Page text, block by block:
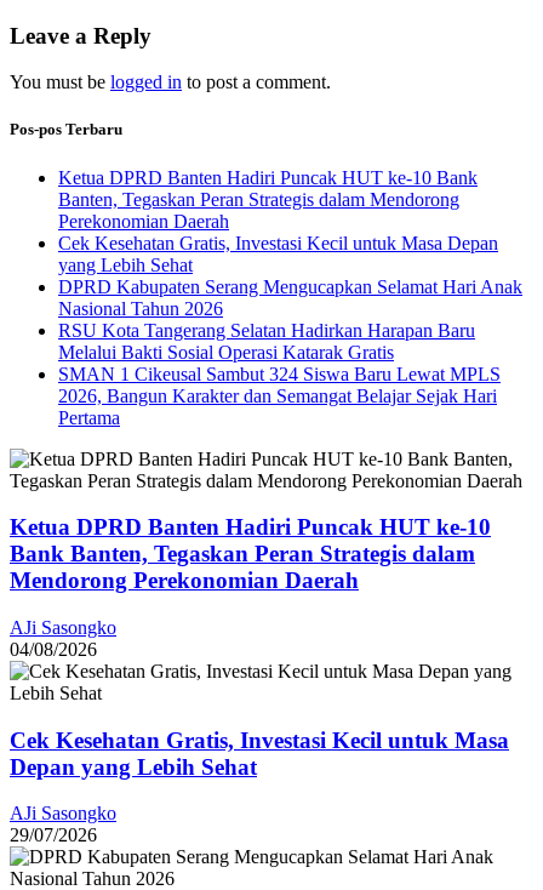
Leave a Reply
You must be logged in to post a comment.
Pos-pos Terbaru
Ketua DPRD Banten Hadiri Puncak HUT ke-10 Bank
Banten, Tegaskan Peran Strategis dalam Mendorong
Perekonomian Daerah
Cek Kesehatan Gratis, Investasi Kecil untuk Masa Depan
yang Lebih Sehat
DPRD Kabupaten Serang Mengucapkan Selamat Hari Anak
Nasional Tahun 2026
RSU Kota Tangerang Selatan Hadirkan Harapan Baru
Melalui Bakti Sosial Operasi Katarak Gratis
SMAN 1 Cikeusal Sambut 324 Siswa Baru Lewat MPLS
2026, Bangun Karakter dan Semangat Belajar Sejak Hari
Pertama
Ketua DPRD Banten Hadiri Puncak HUT ke-10
Bank Banten, Tegaskan Peran Strategis dalam
Mendorong Perekonomian Daerah
AJi Sasongko
04/08/2026
Cek Kesehatan Gratis, Investasi Kecil untuk Masa
Depan yang Lebih Sehat
AJi Sasongko
29/07/2026